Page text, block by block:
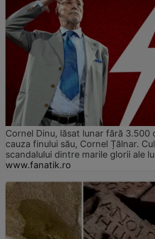
Cornel Dinu, lăsat lunar fără 3.500
cauza finului său, Cornel Țălnar.
scandalului dintre marile glorii ale
www.fanatik.ro